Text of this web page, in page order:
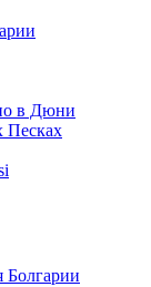
в Дюни
Песках
Болгарии